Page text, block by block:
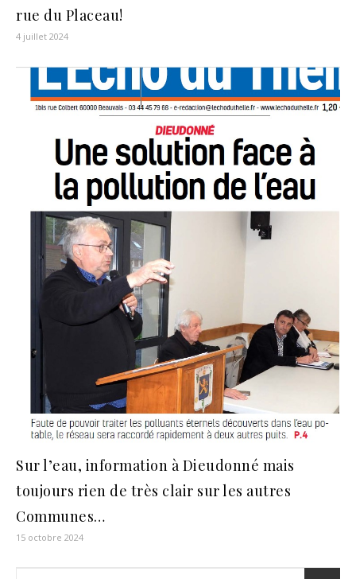
rue du Placeau!
4 juillet 2024
Sur l’eau, information à Dieudonné mais
toujours rien de très clair sur les autres
Communes…
15 octobre 2024